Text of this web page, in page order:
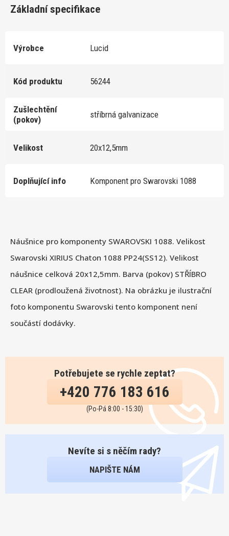
Náušnice pro komponenty SWAROVSKI 1088. Velikost
Swarovski XIRIUS Chaton 1088 PP24(SS12). Velikost
náušnice celková 20x12,5mm. Barva (pokov) STŘÍBRO
CLEAR (prodloužená životnost). Na obrázku je ilustrační
foto komponentu Swarovski tento komponent není
součástí dodávky.
Potřebujete se rychle zeptat?
+420 776 183 616
(Po-Pá 8:00 - 15:30)
Nevíte si s něčím rady?
NAPIŠTE NÁM
Základní specifikace
Výrobce Lucid
Kód produktu 56244
Zušlechtění
(pokov)
stříbrná galvanizace
Velikost 20x12,5mm
Doplňující info Komponent pro Swarovski 1088